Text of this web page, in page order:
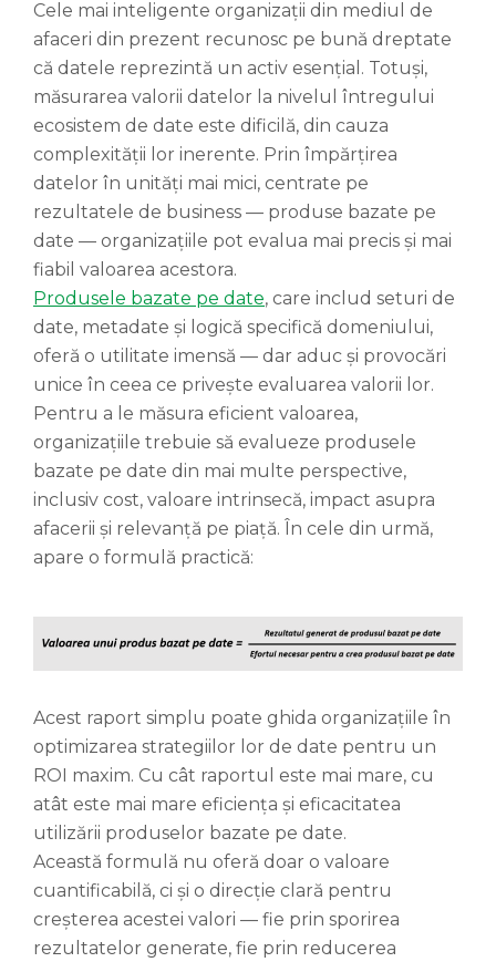
Cele mai inteligente organizații din mediul de
afaceri din prezent recunosc pe bună dreptate
că datele reprezintă un activ esențial. Totuși,
măsurarea valorii datelor la nivelul întregului
ecosistem de date este dificilă, din cauza
complexității lor inerente. Prin împărțirea
datelor în unități mai mici, centrate pe
rezultatele de business — produse bazate pe
date — organizațiile pot evalua mai precis și mai
fiabil valoarea acestora.
Produsele bazate pe date, care includ seturi de
date, metadate și logică specifică domeniului,
oferă o utilitate imensă — dar aduc și provocări
unice în ceea ce privește evaluarea valorii lor.
Pentru a le măsura eficient valoarea,
organizațiile trebuie să evalueze produsele
bazate pe date din mai multe perspective,
inclusiv cost, valoare intrinsecă, impact asupra
afacerii și relevanță pe piață. În cele din urmă,
apare o formulă practică:
Acest raport simplu poate ghida organizațiile în
optimizarea strategiilor lor de date pentru un
ROI maxim. Cu cât raportul este mai mare, cu
atât este mai mare eficiența și eficacitatea
utilizării produselor bazate pe date.
Această formulă nu oferă doar o valoare
cuantificabilă, ci și o direcție clară pentru
creșterea acestei valori — fie prin sporirea
rezultatelor generate, fie prin reducerea